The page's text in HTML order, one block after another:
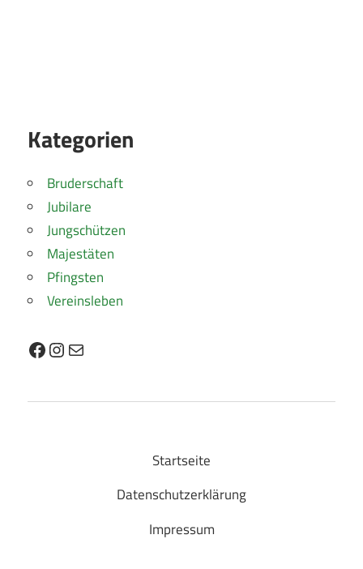
Kategorien
Bruderschaft
Jubilare
Jungschützen
Majestäten
Pfingsten
Vereinsleben
Facebook
Instagram
E-Mail
Startseite
Datenschutzerklärung
Impressum